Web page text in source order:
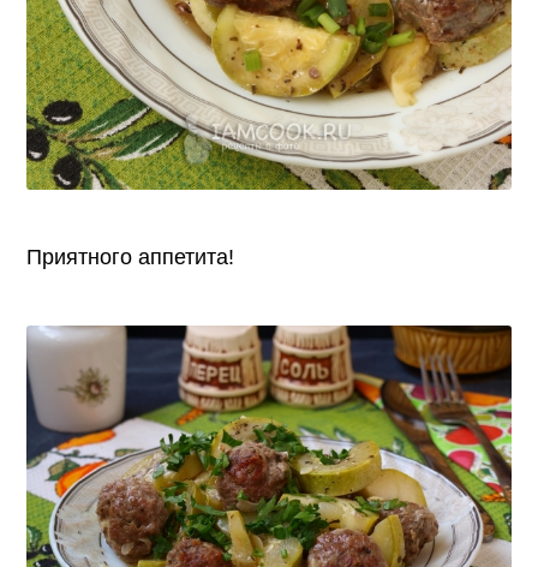
Приятного аппетита!